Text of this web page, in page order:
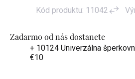
Zadarmo od nás dostanete
+ 10124 Univerzálna
€10
Kód produktu: 11042